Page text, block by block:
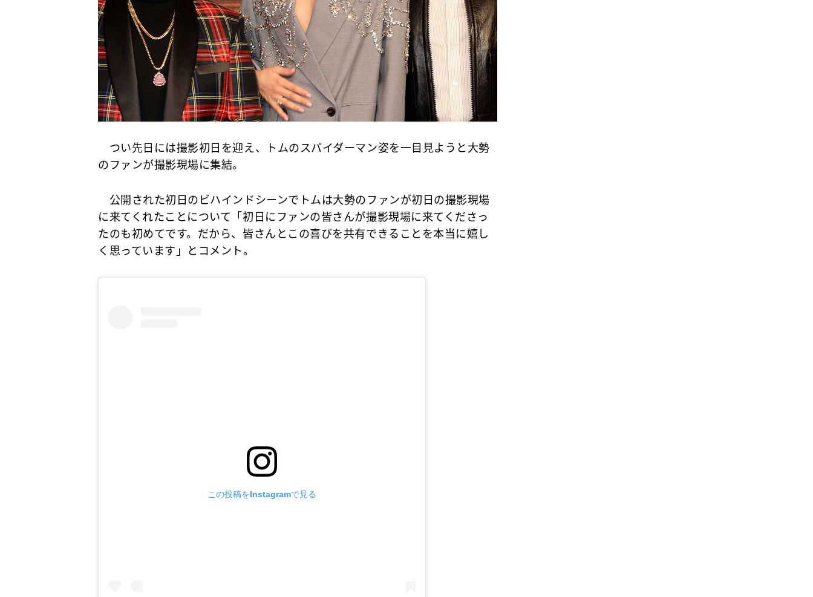
つい先日には撮影初日を迎え、トムのスパイダーマン姿を一目見ようと大勢
のファンが撮影現場に集結。
公開された初日のビハインドシーンでトムは大勢のファンが初日の撮影現場
に来てくれたことについて「初日にファンの皆さんが撮影現場に来てくださっ
たのも初めてです。だから、皆さんとこの喜びを共有できることを本当に嬉し
く思っています」とコメント。
この投稿をInstagramで見る